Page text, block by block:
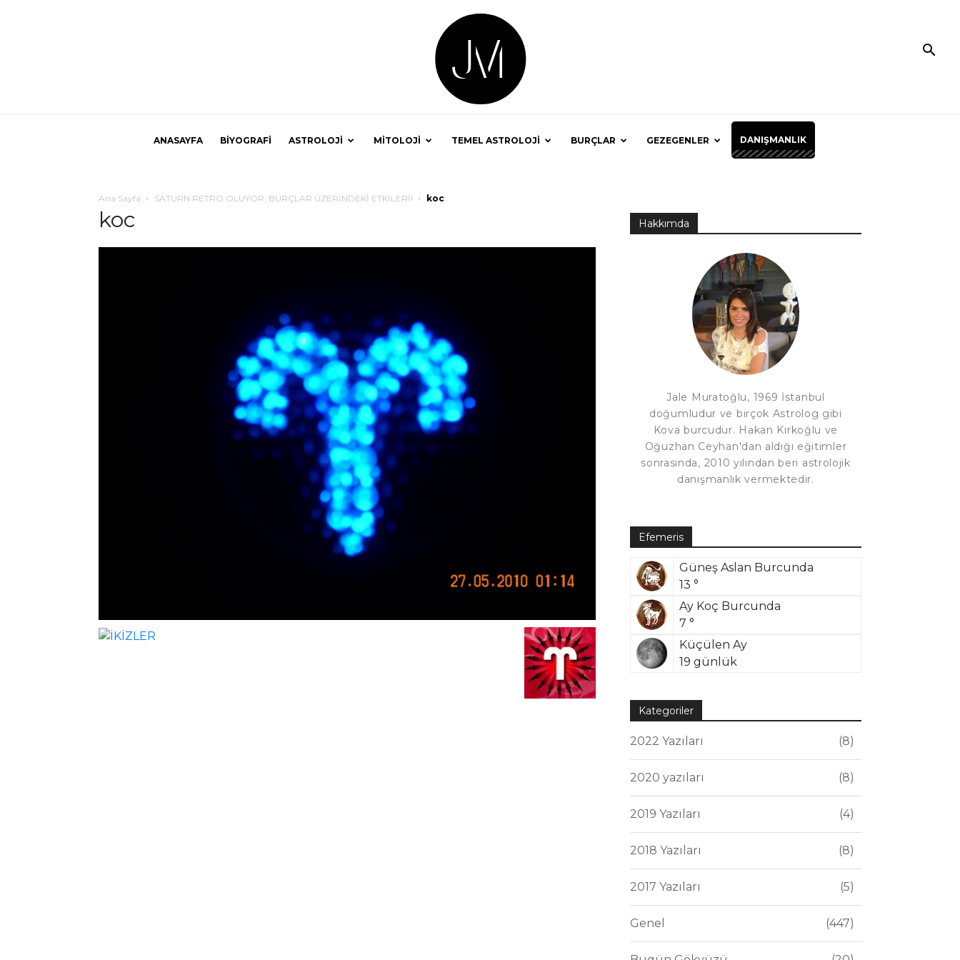
ANASAYFA BİYOGRAFİ ASTROLOJİ MİTOLOJİ TEMEL ASTROLOJİ BURÇLAR GEZEGENLER DANIŞMANLIK
Ana Sayfa SATÜRN RETRO OLUYOR, BURÇLAR ÜZERİNDEKİ ETKİLERİ! koc
koc Hakkımda
Jale Muratoğlu, 1969 İstanbul
doğumludur ve birçok Astrolog gibi
Kova burcudur. Hakan Kırkoğlu ve
Oğuzhan Ceyhan'dan aldığı eğitimler
sonrasında, 2010 yılından beri astrolojik
danışmanlık vermektedir.
Efemeris
Güneş Aslan Burcunda
13 °
Ay Koç Burcunda
7 °
Küçülen Ay
19 günlük
Kategoriler
2022 Yazıları 8
2020 yazıları 8
2019 Yazıları 4
2018 Yazıları 8
2017 Yazıları 5
Genel 447